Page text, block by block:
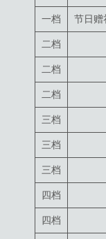
一档 节日赠
二档
二档
二档
三档
三档
三档
四档
四档